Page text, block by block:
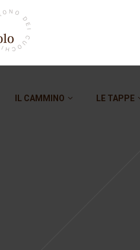
IL CAMMINO LE TAPPE